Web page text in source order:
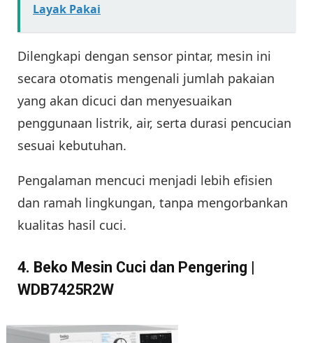
Layak Pakai
Dilengkapi dengan sensor pintar, mesin ini
secara otomatis mengenali jumlah pakaian
yang akan dicuci dan menyesuaikan
penggunaan listrik, air, serta durasi pencucian
sesuai kebutuhan.
Pengalaman mencuci menjadi lebih efisien
dan ramah lingkungan, tanpa mengorbankan
kualitas hasil cuci.
4. Beko Mesin Cuci dan Pengering |
WDB7425R2W